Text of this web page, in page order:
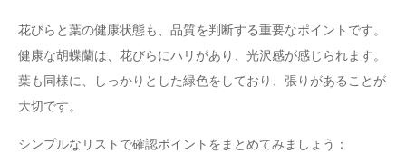
花びらと葉の健康状態も、品質を判断する重要なポイントです。
健康な胡蝶蘭は、花びらにハリがあり、光沢感が感じられます。
葉も同様に、しっかりとした緑色をしており、張りがあることが
大切です。
シンプルなリストで確認ポイントをまとめてみましょう：